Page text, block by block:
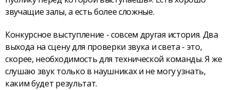
звучащие залы, а есть более сложные.
Конкурсное выступление - совсем другая история. Два
выхода на сцену для проверки звука и света - это,
скорее, необходимость для технической команды. Я же
слушаю звук только в наушниках и не могу узнать,
каким будет результат.